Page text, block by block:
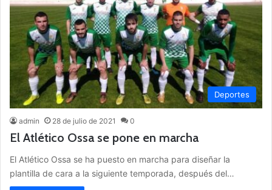
Deportes
admin 28 de julio de 2021 0
El Atlético Ossa se pone en marcha
El Atlético Ossa se ha puesto en marcha para diseñar la
plantilla de cara a la siguiente temporada, después del…